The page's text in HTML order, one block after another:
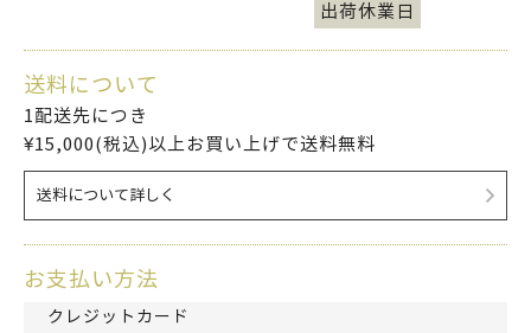
出荷休業日
送料について
1配送先につき
¥15,000(税込)以上お買い上げで送料無料
送料について詳しく
お支払い方法
クレジットカード